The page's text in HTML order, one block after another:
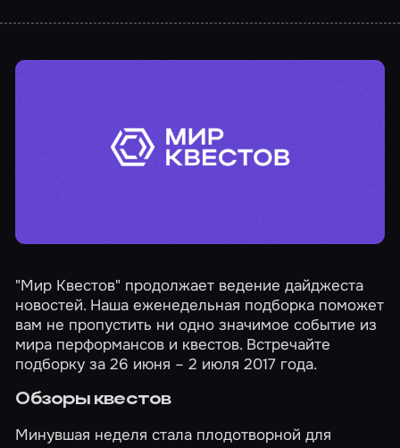
"Мир Квестов" продолжает ведение дайджеста
новостей. Наша еженедельная подборка поможет
вам не пропустить ни одно значимое событие из
мира перформансов и квестов. Встречайте
подборку за 26 июня – 2 июля 2017 года.
Обзоры квестов
Минувшая неделя стала плодотворной для